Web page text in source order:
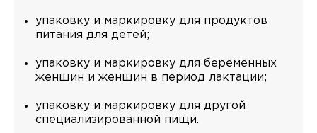
упаковку и маркировку для продуктов
питания для детей;
упаковку и маркировку для беременных
женщин и женщин в период лактации;
упаковку и маркировку для другой
специализированной пищи.